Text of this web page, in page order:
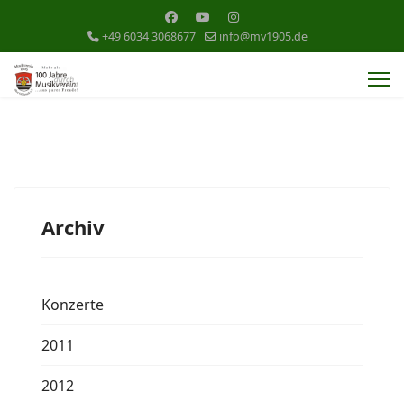
+49 6034 3068677 info@mv1905.de
Archiv
Konzerte
2011
2012